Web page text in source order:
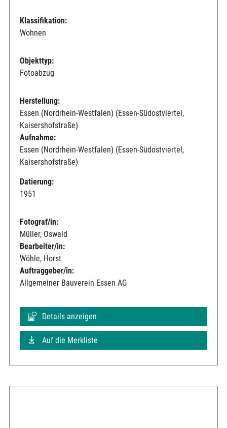
Klassifikation:
Wohnen
Objekttyp:
Fotoabzug
Herstellung:
Essen (Nordrhein-Westfalen) (Essen-Südostviertel,
Kaisershofstraße)
Aufnahme:
Essen (Nordrhein-Westfalen) (Essen-Südostviertel,
Kaisershofstraße)
Datierung:
1951
Fotograf/in:
Müller, Oswald
Bearbeiter/in:
Wöhle, Horst
Auftraggeber/in:
Allgemeiner Bauverein Essen AG
Details anzeigen
Auf die Merkliste